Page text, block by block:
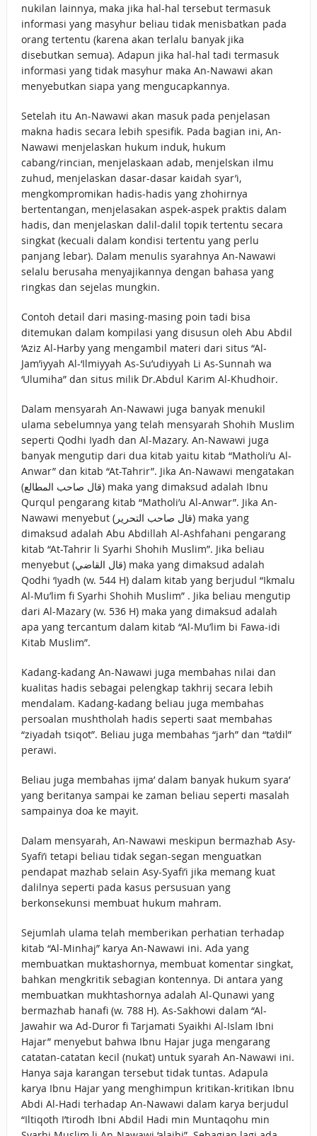
nukilan lainnya, maka jika hal-hal tersebut termasuk
informasi yang masyhur beliau tidak menisbatkan pada
orang tertentu (karena akan terlalu banyak jika
disebutkan semua). Adapun jika hal-hal tadi termasuk
informasi yang tidak masyhur maka An-Nawawi akan
menyebutkan siapa yang mengucapkannya.
Setelah itu An-Nawawi akan masuk pada penjelasan
makna hadis secara lebih spesifik. Pada bagian ini, An-
Nawawi menjelaskan hukum induk, hukum
cabang/rincian, menjelaskaan adab, menjelskan ilmu
zuhud, menjelaskan dasar-dasar kaidah syar’i,
mengkompromikan hadis-hadis yang zhohirnya
bertentangan, menjelasakan aspek-aspek praktis dalam
hadis, dan menjelaskan dalil-dalil topik tertentu secara
singkat (kecuali dalam kondisi tertentu yang perlu
panjang lebar). Dalam menulis syarahnya An-Nawawi
selalu berusaha menyajikannya dengan bahasa yang
ringkas dan sejelas mungkin.
Contoh detail dari masing-masing poin tadi bisa
ditemukan dalam kompilasi yang disusun oleh Abu Abdil
‘Aziz Al-Harby yang mengambil materi dari situs “Al-
Jam’iyyah Al-‘Ilmiyyah As-Su’udiyyah Li As-Sunnah wa
‘Ulumiha” dan situs milik Dr.Abdul Karim Al-Khudhoir.
Dalam mensyarah An-Nawawi juga banyak menukil
ulama sebelumnya yang telah mensyarah Shohih Muslim
seperti Qodhi Iyadh dan Al-Mazary. An-Nawawi juga
banyak mengutip dari dua kitab yaitu kitab “Matholi’u Al-
Anwar” dan kitab “At-Tahrir”. Jika An-Nawawi mengatakan
(قال صاحب المطالع) maka yang dimaksud adalah Ibnu
Qurqul pengarang kitab “Matholi’u Al-Anwar”. Jika An-
Nawawi menyebut (قال صاحب التحرير) maka yang
dimaksud adalah Abu Abdillah Al-Ashfahani pengarang
kitab “At-Tahrir li Syarhi Shohih Muslim”. Jika beliau
menyebut (قال القاضي) maka yang dimaksud adalah
Qodhi ‘Iyadh (w. 544 H) dalam kitab yang berjudul “Ikmalu
Al-Mu’lim fi Syarhi Shohih Muslim” . Jika beliau mengutip
dari Al-Mazary (w. 536 H) maka yang dimaksud adalah
apa yang tercantum dalam kitab “Al-Mu’lim bi Fawa-idi
Kitab Muslim”.
Kadang-kadang An-Nawawi juga membahas nilai dan
kualitas hadis sebagai pelengkap takhrij secara lebih
mendalam. Kadang-kadang beliau juga membahas
persoalan mushtholah hadis seperti saat membahas
“ziyadah tsiqot”. Beliau juga membahas “jarh” dan “ta’dil”
perawi.
Beliau juga membahas ijma’ dalam banyak hukum syara’
yang beritanya sampai ke zaman beliau seperti masalah
sampainya doa ke mayit.
Dalam mensyarah, An-Nawawi meskipun bermazhab Asy-
Syafi’i tetapi beliau tidak segan-segan menguatkan
pendapat mazhab selain Asy-Syafi’i jika memang kuat
dalilnya seperti pada kasus persusuan yang
berkonsekunsi membuat hukum mahram.
Sejumlah ulama telah memberikan perhatian terhadap
kitab “Al-Minhaj” karya An-Nawawi ini. Ada yang
membuatkan muktashornya, membuat komentar singkat,
bahkan mengkritik sebagian kontennya. Di antara yang
membuatkan mukhtashornya adalah Al-Qunawi yang
bermazhab hanafi (w. 788 H). As-Sakhowi dalam “Al-
Jawahir wa Ad-Duror fi Tarjamati Syaikhi Al-Islam Ibni
Hajar” menyebut bahwa Ibnu Hajar juga mengarang
catatan-catatan kecil (nukat) untuk syarah An-Nawawi ini.
Hanya saja karangan tersebut tidak tuntas. Adapula
karya Ibnu Hajar yang menghimpun kritikan-kritikan Ibnu
Abdi Al-Hadi terhadap An-Nawawi dalam karya berjudul
“Iltiqoth I’tirodh Ibni Abdil Hadi min Muntaqohu min